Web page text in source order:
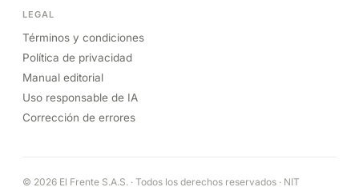
LEGAL
Términos y condiciones
Política de privacidad
Manual editorial
Uso responsable de IA
Corrección de errores
© 2026 El Frente S.A.S. · Todos los derechos reservados · NIT